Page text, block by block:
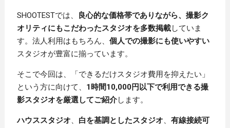
SHOOTESTでは、
良心的な価格帯でありながら、撮影ク
オリティにもこだわったスタジオを多数掲載していま
す。法人利用はもちろん、 個人での撮影にも使いやすい
スタジオが豊富に揃っています。
そこで今回は、「できるだけスタジオ費用を抑えたい」
という方に向けて、 1時間10,000円以下で利用できる撮
影スタジオを厳選してご紹介します。
ハウススタジオ、 白を基調としたスタジオ、 有線接続可